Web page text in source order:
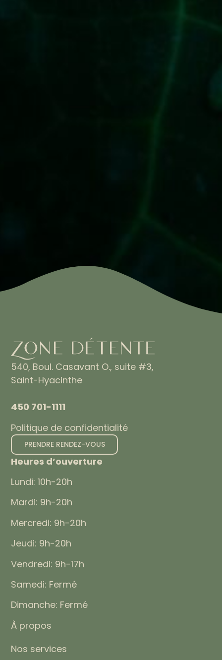
540, Boul. Casavant O., suite #3,
Saint-Hyacinthe
450 701-1111
Politique de confidentialité
PRENDRE RENDEZ-VOUS
À propos
Nos services
Heures d’ouverture
Lundi: 10h-20h
Mardi: 9h-20h
Mercredi: 9h-20h
Jeudi: 9h-20h
Vendredi: 9h-17h
Samedi: Fermé
Dimanche: Fermé